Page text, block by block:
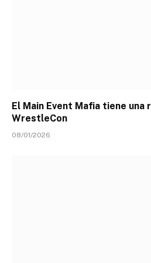
El Main Event Mafia tiene una
WrestleCon
08/01/2026